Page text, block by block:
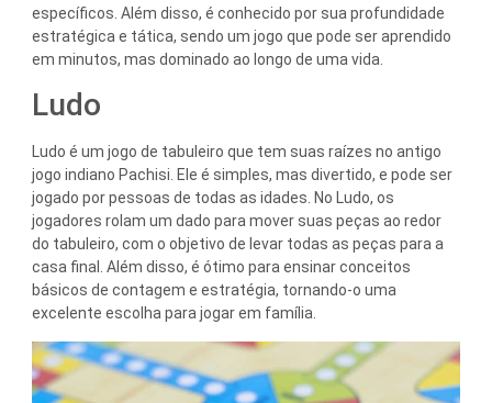
específicos. Além disso, é conhecido por sua profundidade
estratégica e tática, sendo um jogo que pode ser aprendido
em minutos, mas dominado ao longo de uma vida.
Ludo
Ludo é um jogo de tabuleiro que tem suas raízes no antigo
jogo indiano Pachisi. Ele é simples, mas divertido, e pode ser
jogado por pessoas de todas as idades. No Ludo, os
jogadores rolam um dado para mover suas peças ao redor
do tabuleiro, com o objetivo de levar todas as peças para a
casa final. Além disso, é ótimo para ensinar conceitos
básicos de contagem e estratégia, tornando-o uma
excelente escolha para jogar em família.